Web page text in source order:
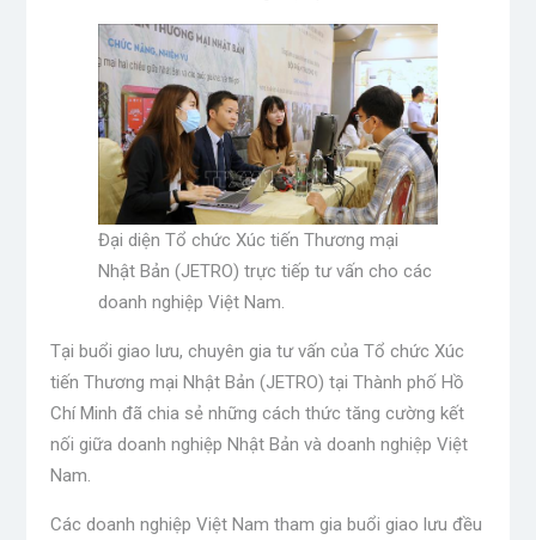
Đại diện Tổ chức Xúc tiến Thương mại
Nhật Bản (JETRO) trực tiếp tư vấn cho các
doanh nghiệp Việt Nam.
Tại buổi giao lưu, chuyên gia tư vấn của Tổ chức Xúc
tiến Thương mại Nhật Bản (JETRO) tại Thành phố Hồ
Chí Minh đã chia sẻ những cách thức tăng cường kết
nối giữa doanh nghiệp Nhật Bản và doanh nghiệp Việt
Nam.
Các doanh nghiệp Việt Nam tham gia buổi giao lưu đều